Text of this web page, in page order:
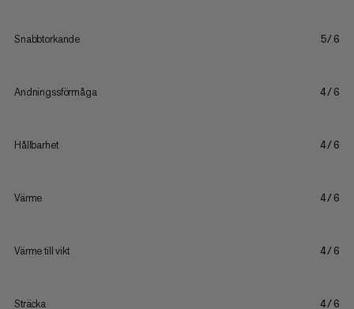
Snabbtorkande 5/6
Andningssförmåga 4/6
Hållbarhet 4/6
Värme 4/6
Värme till vikt 4/6
Sträcka 4/6